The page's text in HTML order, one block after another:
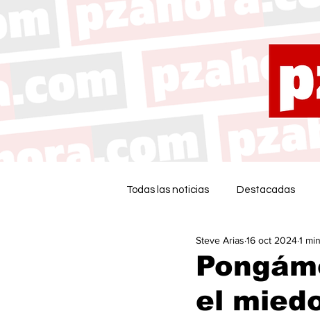
Todas las noticias Destacadas
el
Steve Arias 16 oct 20241